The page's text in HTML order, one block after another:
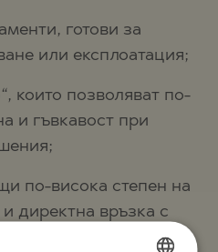
готови за
или експлоатация;
които позволяват по-
и гъвкавост при
по-висока степен на
директна връзка с